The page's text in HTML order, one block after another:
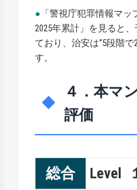
● 「警視庁犯罪情報マ
2025年累計」を見ると
ており、治安は“5段階
す。
４．本マ
評価
総合 Level